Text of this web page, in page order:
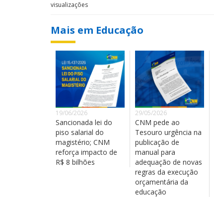
visualizações
Mais em Educação
19/06/2026
Sancionada lei do
piso salarial do
magistério; CNM
reforça impacto de
R$ 8 bilhões
29/05/2026
CNM pede ao
Tesouro urgência na
publicação de
manual para
adequação de novas
regras da execução
orçamentária da
educação